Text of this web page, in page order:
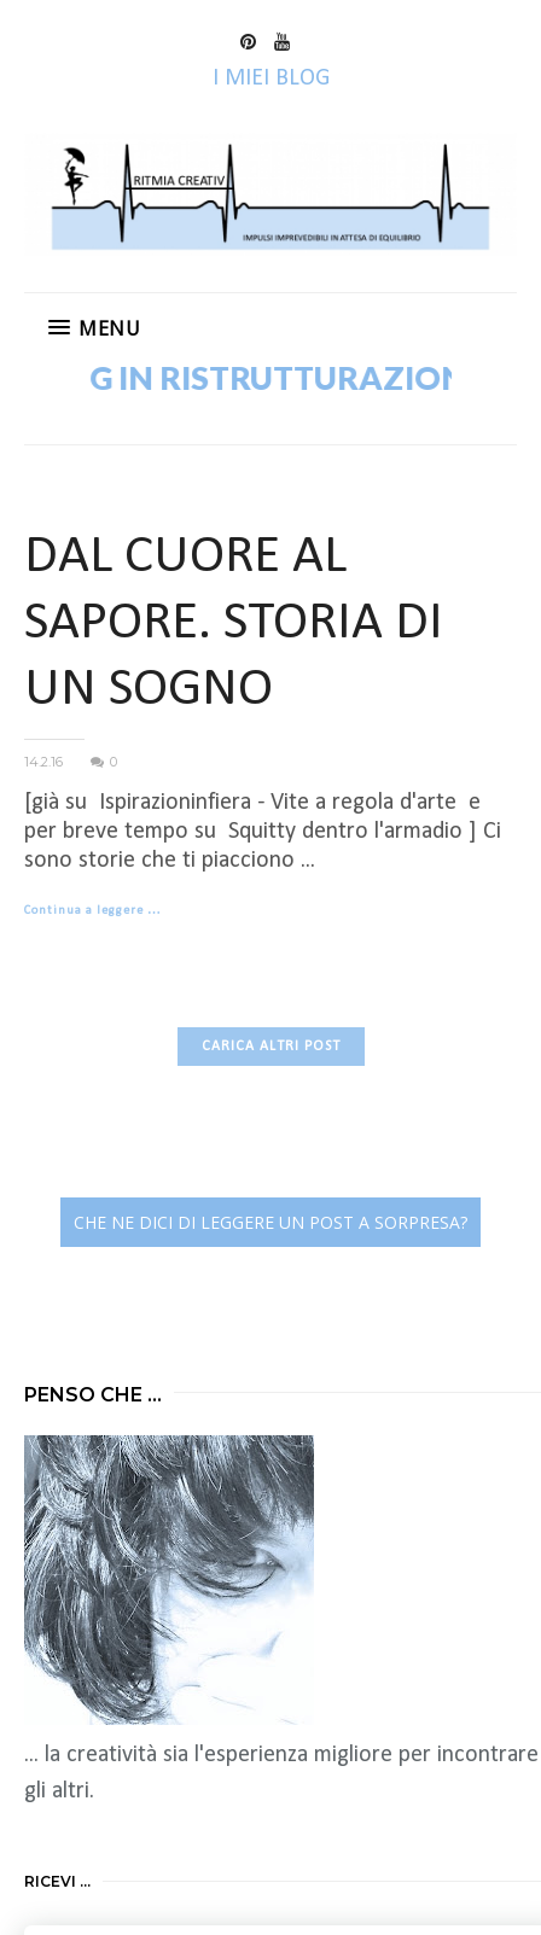
I MIEI BLOG
MENU
IN RISTRUTTURAZIONE!
DAL CUORE AL
SAPORE. STORIA DI
UN SOGNO
14.2.16 0
[già su Ispirazioninfiera - Vite a regola d'arte e
per breve tempo su Squitty dentro l'armadio ] Ci
sono storie che ti piacciono ...
Continua a leggere …
CARICA ALTRI POST
CHE NE DICI DI LEGGERE UN POST A SORPRESA?
PENSO CHE ...
... la creatività sia l'esperienza migliore per incontrare
gli altri.
RICEVI ...